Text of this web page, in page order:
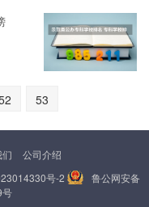
53
公司介绍
号-2
鲁公网安备